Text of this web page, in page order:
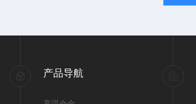
产品导航